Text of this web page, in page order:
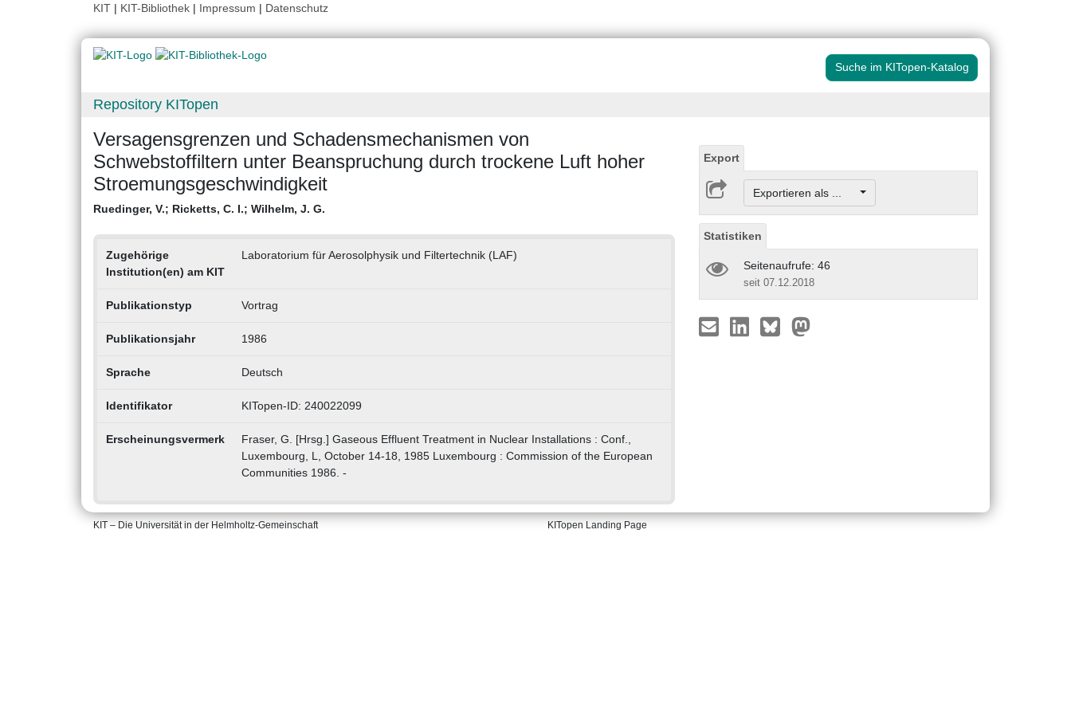
KIT | KIT-Bibliothek | Impressum | Datenschutz
Suche im KITopen-Katalog
Repository KITopen
Versagensgrenzen und Schadensmechanismen von
Schwebstoffiltern unter Beanspruchung durch trockene Luft hoher
Stroemungsgeschwindigkeit
Ruedinger, V.; Ricketts, C. I.; Wilhelm, J. G.
Zugehörige
Institution(en) am KIT
Laboratorium für Aerosolphysik und Filtertechnik (LAF)
Publikationstyp Vortrag
Publikationsjahr 1986
Sprache Deutsch
Identifikator KITopen-ID: 240022099
Erscheinungsvermerk
Fraser, G. [Hrsg.] Gaseous Effluent Treatment in Nuclear Installations : Conf.,
Luxembourg, L, October 14-18, 1985 Luxembourg : Commission of the European
Communities 1986. -
Export
Exportieren als ...
Statistiken
Seitenaufrufe: 46
seit 07.12.2018
KIT – Die Universität in der Helmholtz-Gemeinschaft KITopen Landing Page